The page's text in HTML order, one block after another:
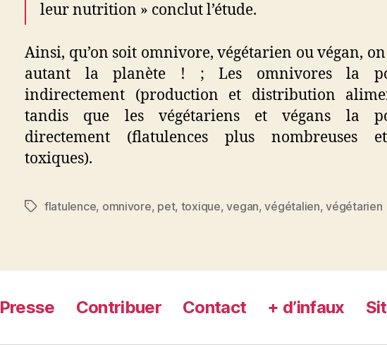
leur nutrition » conclut l’étude.
Ainsi, qu’on soit omnivore, végétarien ou végan,
autant la planète ! ; Les omnivores la
indirectement (production et distribution
tandis que les végétariens et végans la
directement (flatulences plus nombreuses
toxiques).
Étiquettes
flatulence, omnivore, pet, toxique,vegan,végétalien,végétarien
Presse Contribuer Contact + d’infaux